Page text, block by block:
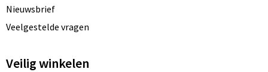
Nieuwsbrief
Veelgestelde vragen
Veilig winkelen